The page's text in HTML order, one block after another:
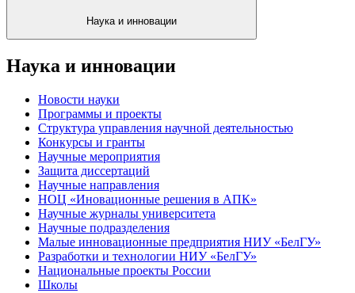
Наука и инновации
Наука и инновации
Новости науки
Программы и проекты
Структура управления научной деятельностью
Конкурсы и гранты
Научные мероприятия
Защита диссертаций
Научные направления
НОЦ «Иновационные решения в АПК»
Научные журналы университета
Научные подразделения
Малые инновационные предприятия НИУ «БелГУ»
Разработки и технологии НИУ «БелГУ»
Национальные проекты России
Школы